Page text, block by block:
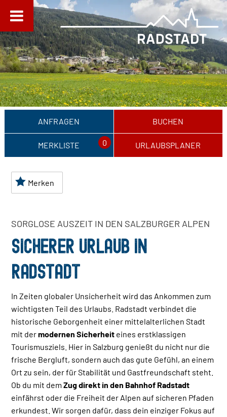
ANFRAGEN BUCHEN
MERKLISTE 0 URLAUBSPLANER
Merken
SORGLOSE AUSZEIT IN DEN SALZBURGER ALPEN
SICHERER URLAUB IN
RADSTADT
In Zeiten globaler Unsicherheit wird das Ankommen zum
wichtigsten Teil des Urlaubs. Radstadt verbindet die
historische Geborgenheit einer mittelalterlichen Stadt
mit dermodernen Sicherheit eines erstklassigen
Tourismusziels. Hier in Salzburg genießt du nicht nur die
frische Bergluft, sondern auch das gute Gefühl, an einem
Ort zu sein, der für Stabilität und Gastfreundschaft steht.
Ob du mit demZug direkt in den Bahnhof Radstadt
einfährst oder die Freiheit der Alpen auf sicheren Pfaden
erkundest. Wir sorgen dafür, dass dein einziger Fokus auf